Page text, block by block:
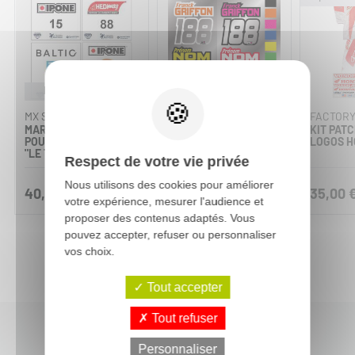
Personnalisable
MX STICKERS
MARQUAGE MAILLOT
POUR L'ENDUROPALE
"LE TOUQUET"
40,00 €
MX STICKERS
30,00 €
KIT
LOGOS
35,00
Respect de votre vie privée
Nous utilisons des cookies pour améliorer
votre expérience, mesurer l'audience et
proposer des contenus adaptés. Vous
pouvez accepter, refuser ou personnaliser
vos choix.
Tout accepter
Tout refuser
Personnaliser